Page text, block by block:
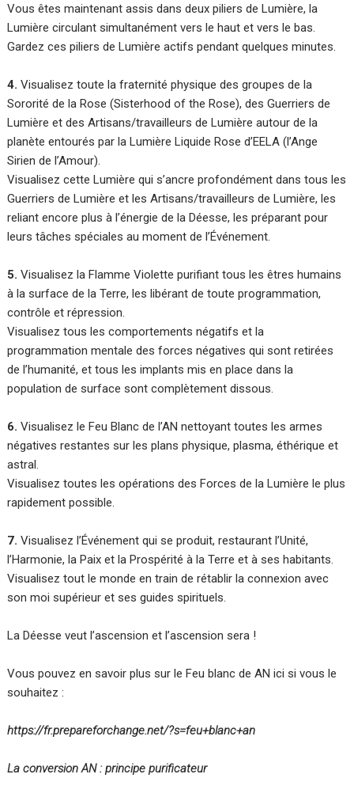
Vous êtes maintenant assis dans deux piliers de Lumière, la
Lumière circulant simultanément vers le haut et vers le bas.
Gardez ces piliers de Lumière actifs pendant quelques minutes.
4. Visualisez toute la fraternité physique des groupes de la
Sororité de la Rose (Sisterhood of the Rose), des Guerriers de
Lumière et des Artisans/travailleurs de Lumière autour de la
planète entourés par la Lumière Liquide Rose d’EELA (l’Ange
Sirien de l’Amour).
Visualisez cette Lumière qui s’ancre profondément dans tous les
Guerriers de Lumière et les Artisans/travailleurs de Lumière, les
reliant encore plus à l’énergie de la Déesse, les préparant pour
leurs tâches spéciales au moment de l’Événement.
5. Visualisez la Flamme Violette purifiant tous les êtres humains
à la surface de la Terre, les libérant de toute programmation,
contrôle et répression.
Visualisez tous les comportements négatifs et la
programmation mentale des forces négatives qui sont retirées
de l’humanité, et tous les implants mis en place dans la
population de surface sont complètement dissous.
6. Visualisez le Feu Blanc de l’AN nettoyant toutes les armes
négatives restantes sur les plans physique, plasma, éthérique et
astral.
Visualisez toutes les opérations des Forces de la Lumière le plus
rapidement possible.
7. Visualisez l’Événement qui se produit, restaurant l’Unité,
l’Harmonie, la Paix et la Prospérité à la Terre et à ses habitants.
Visualisez tout le monde en train de rétablir la connexion avec
son moi supérieur et ses guides spirituels.
La Déesse veut l’ascension et l’ascension sera !
Vous pouvez en savoir plus sur le Feu blanc de AN ici si vous le
souhaitez :
https://fr.prepareforchange.net/?s=feu+blanc+an
La conversion AN : principe purificateur